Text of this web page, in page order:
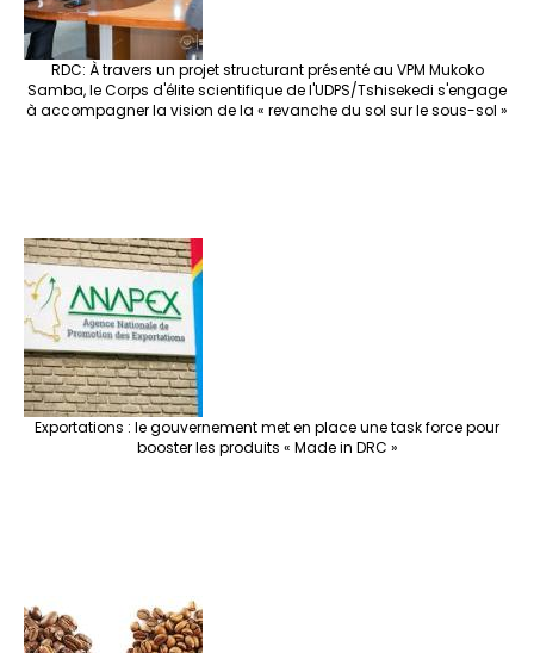
RDC: À travers un projet structurant présenté au VPM Mukoko
Samba, le Corps d'élite scientifique de l'UDPS/Tshisekedi s'engage
à accompagner la vision de la « revanche du sol sur le sous-sol »
Exportations : le gouvernement met en place une task force pour
booster les produits « Made in DRC »